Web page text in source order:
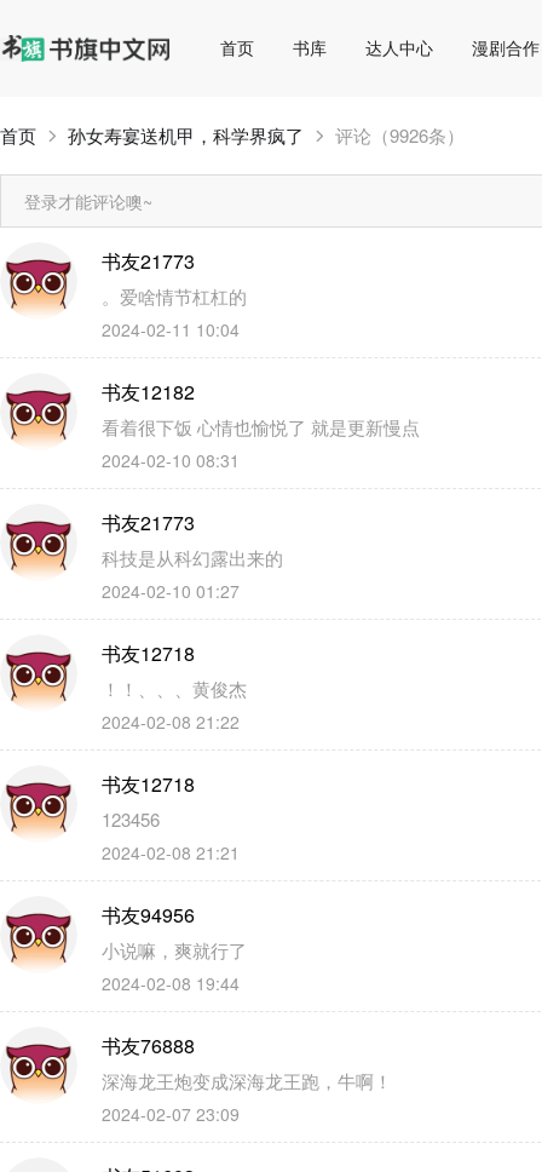
首页 书库 达人中心 漫剧合作
首页 孙女寿宴送机甲，科学界疯了 评论（9926条）
登录才能评论噢~
书友21773
。爱啥情节杠杠的
2024-02-11 10:04
书友12182
看着很下饭 心情也愉悦了 就是更新慢点
2024-02-10 08:31
书友21773
科技是从科幻露出来的
2024-02-10 01:27
书友12718
！！、、、黄俊杰
2024-02-08 21:22
书友12718
123456
2024-02-08 21:21
书友94956
小说嘛，爽就行了
2024-02-08 19:44
书友76888
深海龙王炮变成深海龙王跑，牛啊！
2024-02-07 23:09